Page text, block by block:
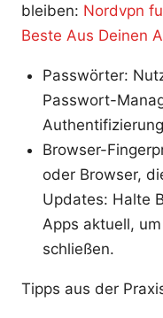
bleiben: Nordvpn
Beste Aus Deinen
Passwörter:
Passwort-
Browser-
oder Browser,
Updates: Halte
Apps aktuell,
schließen.
Tipps aus der